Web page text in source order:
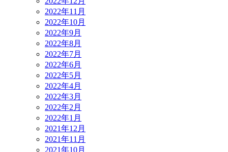
2022年11月
2022年10月
2022年9月
2022年8月
2022年7月
2022年6月
2022年5月
2022年4月
2022年3月
2022年2月
2022年1月
2021年12月
2021年11月
2021年10月